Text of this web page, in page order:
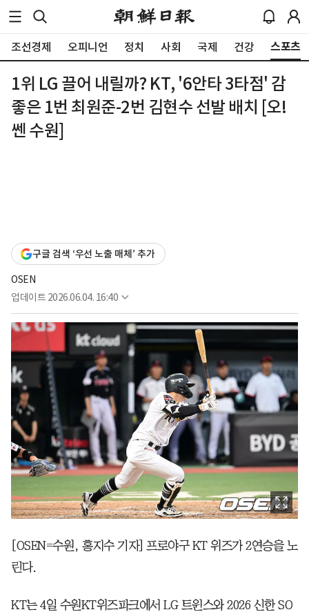
조선경제 오피니언 정치 사회 국제 건강 스포츠
1위 LG 끌어 내릴까? KT, '6안타 3타점' 감
좋은 1번 최원준-2번 김현수 선발 배치 [오!
쎈 수원]
구글 검색 ‘우선 노출 매체’ 추가
OSEN
업데이트 2026.06.04. 16:40
[OSEN=수원, 홍지수 기자] 프로야구 KT 위즈가 2연승을 노
린다.
KT는 4일 수원KT위즈파크에서 LG 트윈스와 2026 신한 SO